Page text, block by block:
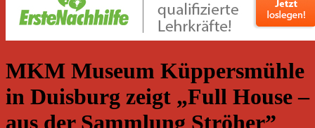
MKM Museum Küppersmühle
in Duisburg zeigt „Full House –
aus der Sammlung Ströher”